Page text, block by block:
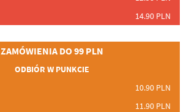
14.90 PLN
ZAMÓWIENIA DO 99 PLN
ODBIÓR WPUNKCIE
10.90 PLN
11.90 PLN